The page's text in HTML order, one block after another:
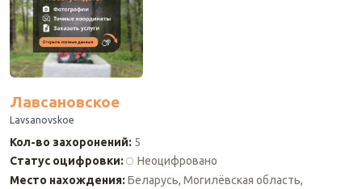
Лавсановское
Lavsanovskoe
Кол-во захоронений: 5
Статус оцифровки:
Неоцифровано
Место нахождения: Беларусь, Могилёвская область,